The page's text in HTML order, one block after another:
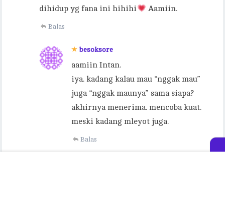
dihidup yg fana ini hihihi
Aamiin.
Balas
besoksore
aamiin Intan.
iya. kadang kalau mau “nggak mau”
juga “nggak maunya” sama siapa?
akhirnya menerima. mencoba kuat.
meski kadang mleyot juga.
Balas